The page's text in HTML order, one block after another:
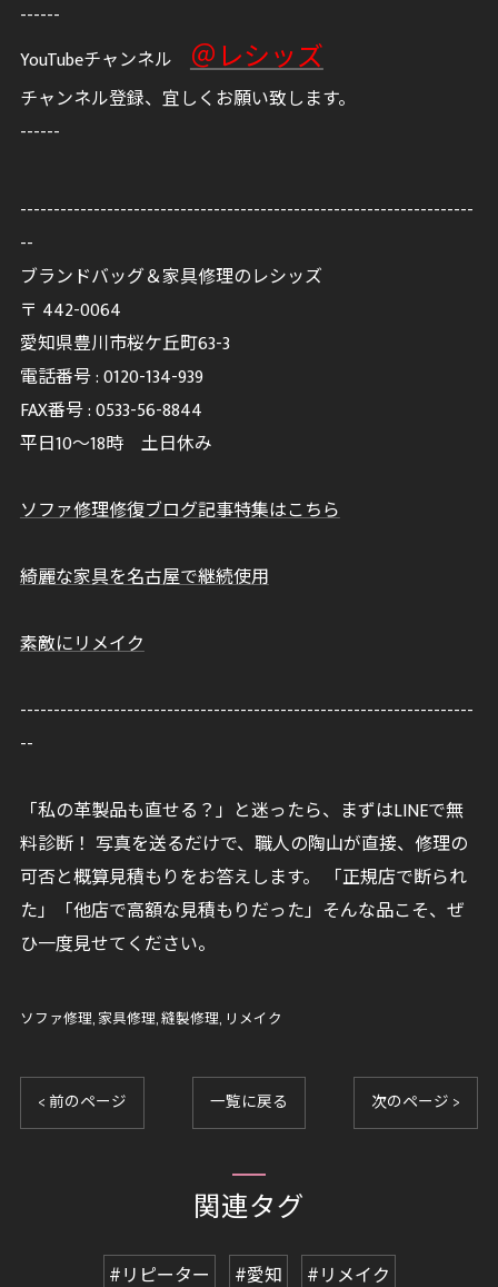
------
YouTubeチャンネル ＠レシッズ
チャンネル登録、宜しくお願い致します。
------
--------------------------------------------------------------------
--
ブランドバッグ＆家具修理のレシッズ
〒 442-0064
愛知県豊川市桜ケ丘町63-3
電話番号 :0120-134-939
FAX番号 :0533-56-8844
平日10～18時 土日休み
ソファ修理修復ブログ記事特集はこちら
綺麗な家具を名古屋で継続使用
素敵にリメイク
--------------------------------------------------------------------
--
「私の革製品も直せる？」と迷ったら、まずはLINEで無
料診断！ 写真を送るだけで、職人の陶山が直接、修理の
可否と概算見積もりをお答えします。 「正規店で断られ
た」「他店で高額な見積もりだった」そんな品こそ、ぜ
ひ一度見せてください。
ソファ修理 家具修理 縫製修理 リメイク
< 前のページ 一覧に戻る 次のページ >
関連タグ
#リピーター #愛知 #リメイク